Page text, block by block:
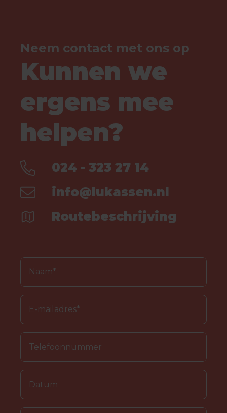
Neem contact met ons op
Kunnen we
ergens mee
helpen?
024 - 323 27 14
info@lukassen.nl
Routebeschrijving